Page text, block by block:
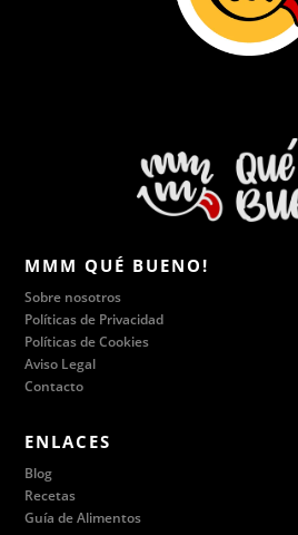
MMM QUÉ BUENO!
Sobre nosotros
Políticas de Privacidad
Políticas de Cookies
Aviso Legal
Contacto
ENLACES
Blog
Recetas
Guía de Alimentos